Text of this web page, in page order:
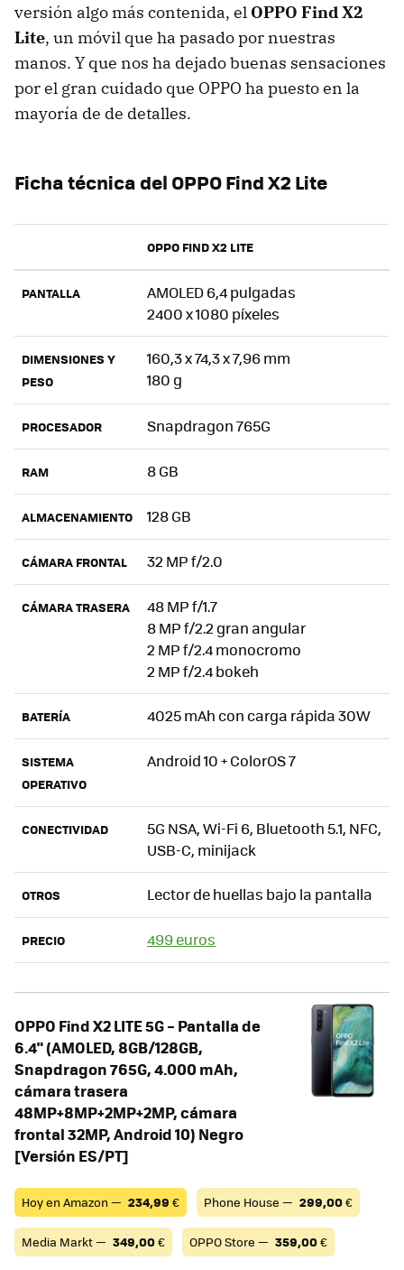
versión algo más contenida, el OPPO Find X2
Lite, un móvil que ha pasado por nuestras
manos. Y que nos ha dejado buenas sensaciones
por el gran cuidado que OPPO ha puesto en la
mayoría de de detalles.
Ficha técnica del OPPO Find X2 Lite
OPPO FIND X2 LITE
PANTALLA
AMOLED 6,4 pulgadas
2400 x 1080 píxeles
DIMENSIONES Y
PESO
160,3 x 74,3 x 7,96 mm
180 g
PROCESADOR Snapdragon 765G
RAM 8 GB
ALMACENAMIENTO 128 GB
CÁMARA FRONTAL 32 MP f/2.0
CÁMARA TRASERA
48 MP f/1.7
8 MP f/2.2 gran angular
2 MP f/2.4 monocromo
2 MP f/2.4 bokeh
BATERÍA 4025 mAh con carga rápida 30W
SISTEMA
OPERATIVO
Android 10 + ColorOS 7
CONECTIVIDAD
5G NSA, Wi-Fi 6, Bluetooth 5.1, NFC,
USB-C, minijack
OTROS Lector de huellas bajo la pantalla
PRECIO 499 euros
OPPO Find X2 LITE 5G – Pantalla de
6.4" (AMOLED, 8GB/128GB,
Snapdragon 765G, 4.000 mAh,
cámara trasera
48MP+8MP+2MP+2MP, cámara
frontal 32MP, Android 10) Negro
[Versión ES/PT]
Hoy en Amazon — 234,99 € Phone House — 299,00€
Media Markt — 349,00€ OPPO Store — 359,00€